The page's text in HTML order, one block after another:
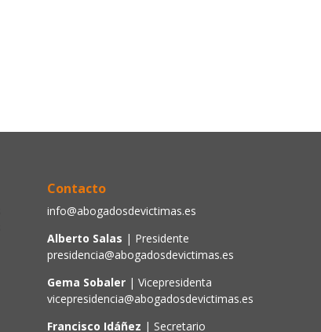
Contacto
info@abogadosdevictimas.es
Alberto Salas | Presidente
presidencia@abogadosdevictimas.es
Gema Sobaler | Vicepresidenta
vicepresidencia@abogadosdevictimas.es
Francisco Idáñez | Secretario